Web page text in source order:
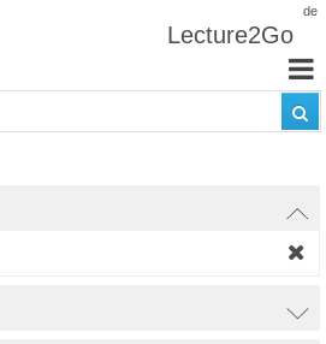
de
Lecture2Go